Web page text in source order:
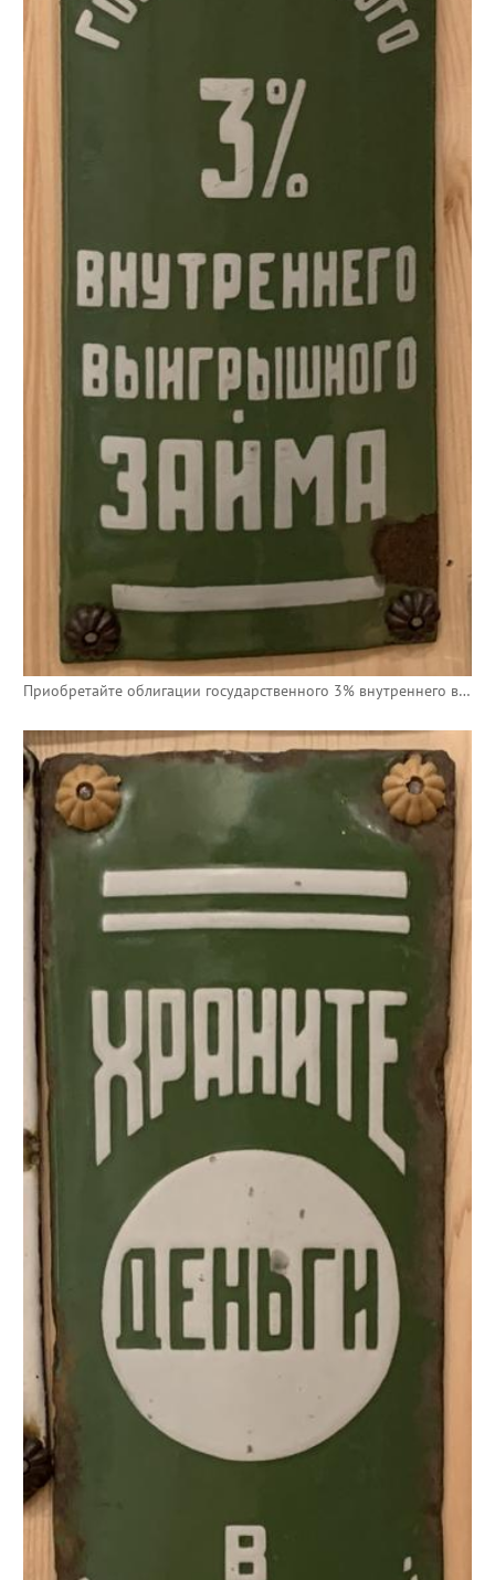
Приобретайте облигации государственного 3% внутреннего выигрышного займа